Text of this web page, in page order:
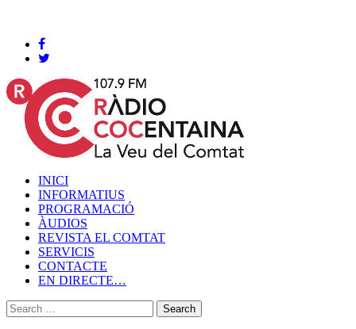
INICI
INFORMATIUS
PROGRAMACIÓ
ÀUDIOS
REVISTA EL COMTAT
SERVICIS
CONTACTE
EN DIRECTE…